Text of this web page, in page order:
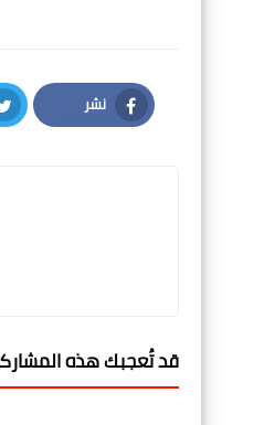
نشر
Facebook
قد تُعجبك هذه